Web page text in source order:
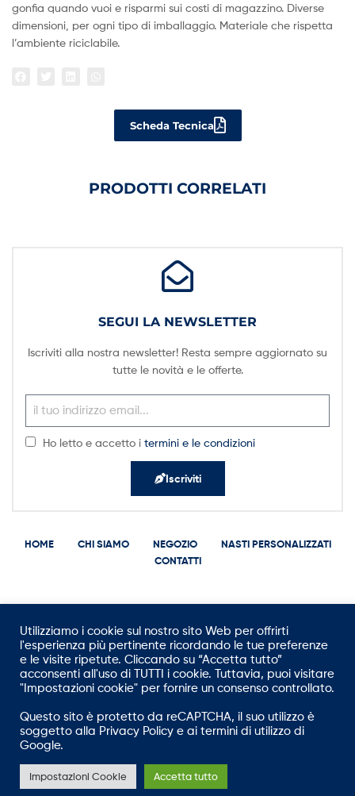
gonfia quando vuoi e risparmi sui costi di magazzino. Diverse
dimensioni, per ogni tipo di imballaggio. Materiale che rispetta
l’ambiente riciclabile.
Scheda Tecnica
PRODOTTI CORRELATI
SEGUI LA NEWSLETTER
Iscriviti alla nostra newsletter! Resta sempre aggiornato su
tutte le novità e le offerte.
Ho letto e accetto itermini e le condizioni
Iscriviti
HOME CHI SIAMO NEGOZIO
NASTI PERSONALIZZATI
CONTATTI
Copyright © 2021generaltape.comAll Rights Reserved.
Utilizziamo i cookie sul nostro sito Web per offrirti
l'esperienza più pertinente ricordando le tue preferenze
e le visite ripetute. Cliccando su “Accetta tutto”
acconsenti all'uso di TUTTI i cookie. Tuttavia, puoi visitare
"Impostazioni cookie" per fornire un consenso controllato.
Questo sito è protetto da reCAPTCHA, il suo utilizzo è
soggetto alla Privacy Policy e ai termini di utilizzo di
Google.
Impostazioni Cookie Accetta tutto